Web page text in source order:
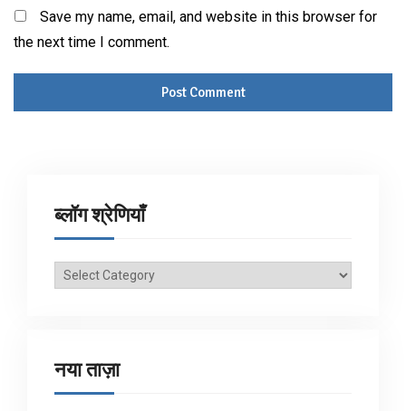
Save my name, email, and website in this browser for
the next time I comment.
ब्लॉग श्रेणियाँ
ब्लॉग
नया ताज़ा